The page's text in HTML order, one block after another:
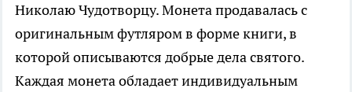
Николаю Чудотворцу. Монета продавалась с
оригинальным футляром в форме книги, в
которой описываются добрые дела святого.
Каждая монета обладает индивидуальным